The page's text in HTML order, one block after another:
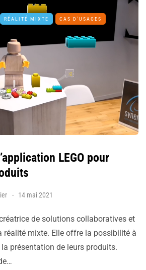
RÉALITÉ MIXTE CAS D'USAGES
LEGO pour
14 mai 2021
de solutions collaboratives et
réalité mixte. Elle offre la possibilité à
présentation de leurs produits.